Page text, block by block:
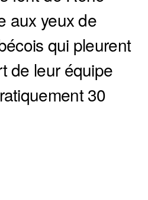
aux yeux de
qui pleurent
de leur équipe
30